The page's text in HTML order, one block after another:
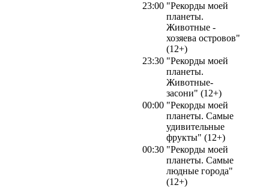
23:00 "Рекорды моей
планеты.
Животные -
хозяева островов"
(12+)
23:30 "Рекорды моей
планеты.
Животные-
засони" (12+)
00:00 "Рекорды моей
планеты. Самые
удивительные
фрукты" (12+)
00:30 "Рекорды моей
планеты. Самые
людные города"
(12+)